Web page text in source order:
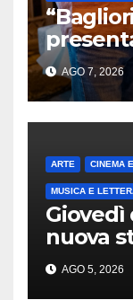
2026 a
AGO 7, 2026
ARTE CINEMA
MUSICA E
Giovedì
nuova
maggio
AGO 5, 2026